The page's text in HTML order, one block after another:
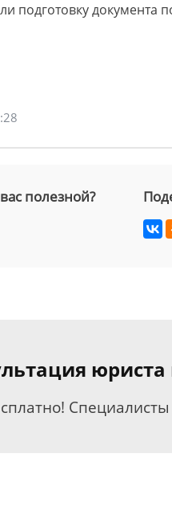
подготовку документа
полезной?